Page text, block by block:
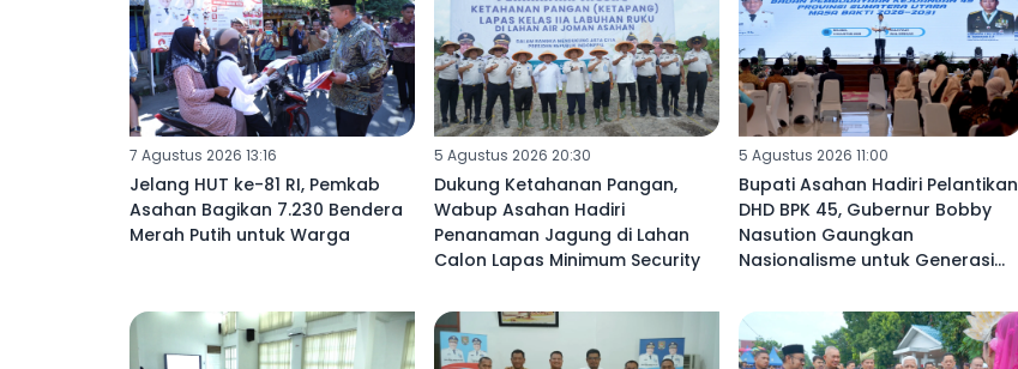
7 Agustus 2026 13:16
Jelang HUT ke-81 RI, Pemkab
Asahan Bagikan 7.230 Bendera
Merah Putih untuk Warga
5 Agustus 2026 20:30
Dukung Ketahanan Pangan,
Wabup Asahan Hadiri
Penanaman Jagung di Lahan
Calon Lapas Minimum Security
5 Agustus 2026 11:00
Bupati Asahan Hadiri Pelantikan
DHD BPK 45, Gubernur Bobby
Nasution Gaungkan
Nasionalisme untuk Generasi